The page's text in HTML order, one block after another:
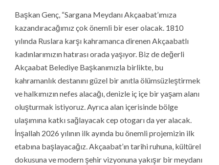
Başkan Genç, “Sargana Meydanı Akçaabat’ımıza
kazandıracağımız çok önemli bir eser olacak. 1810
yılında Ruslara karşı kahramanca direnen Akçaabatlı
kadınlarımızın hatırası orada yaşıyor. Biz de değerli
Akçaabat Belediye Başkanımızla birlikte, bu
kahramanlık destanını güzel bir anıtla ölümsüzleştirmek
ve halkımızın nefes alacağı, denizle iç içe bir yaşam alanı
oluşturmak istiyoruz. Ayrıca alan içerisinde bölge
ulaşımına katkı sağlayacak cep otogarı da yer alacak.
İnşallah 2026 yılının ilk ayında bu önemli projemizin ilk
etabına başlayacağız. Akçaabat’ın tarihi ruhuna, kültürel
dokusuna ve modern şehir vizyonuna yakışır bir meydanı